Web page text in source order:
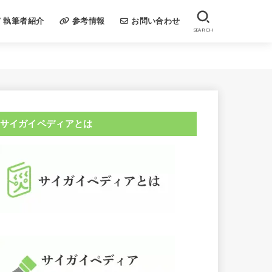
執筆者紹介 参考情報 お問い合わせ
SEARCH
サイガイペディアとは